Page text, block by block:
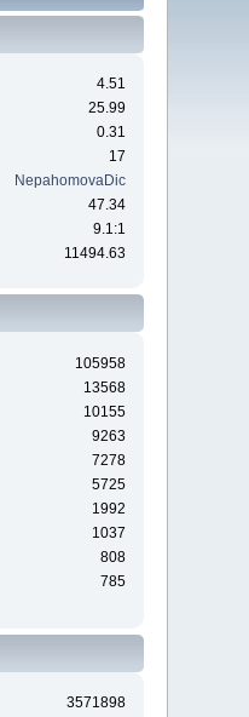
4.51
25.99
0.31
17
NepahomovaDic
47.34
9.1:1
11494.63
105958
13568
10155
9263
7278
5725
1992
1037
808
785
3571898